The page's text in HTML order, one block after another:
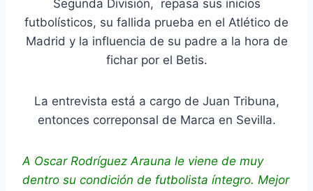
Segunda División, repasa sus inicios
futbolísticos, su fallida prueba en el Atlético de
Madrid y la influencia de su padre a la hora de
fichar por el Betis.
La entrevista está a cargo de Juan Tribuna,
entonces correponsal de Marca en Sevilla.
A Oscar Rodríguez Arauna le viene de muy
dentro su condición de futbolista íntegro. Mejor